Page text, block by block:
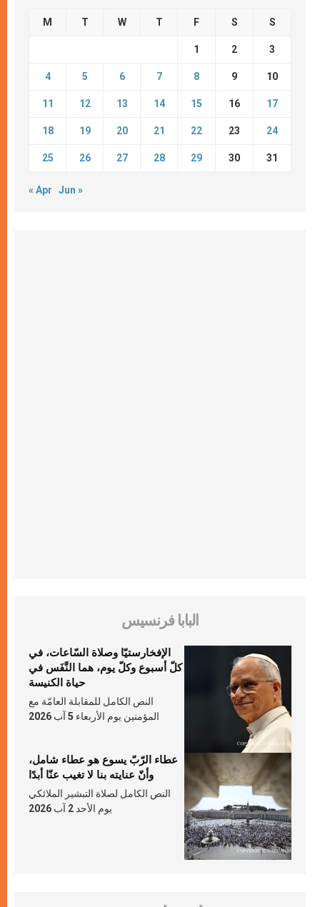
M T W T F S S
1 2 3
4 5 6 7 8 9 10
11 12 13 14 15 16 17
18 19 20 21 22 23 24
25 26 27 28 29 30 31
« Apr Jun »
البابا فرنسيس
الإفخارستيّا وصلاة السّاعات، في
كلّ أسبوع وكلّ يوم، هما النَّفَس في
حياة الكنيسة
النص الكامل للمقابلة العامّة مع
المؤمنين يوم الأربعاء 5 آب 2026
عطاء الرّبّ يسوع هو عطاء شامل،
وأنّ عنايته بنا لا تغيب عنّا أبدًا
النص الكامل لصلاة التبشير الملائكي
يوم الأحد 2 آب 2026